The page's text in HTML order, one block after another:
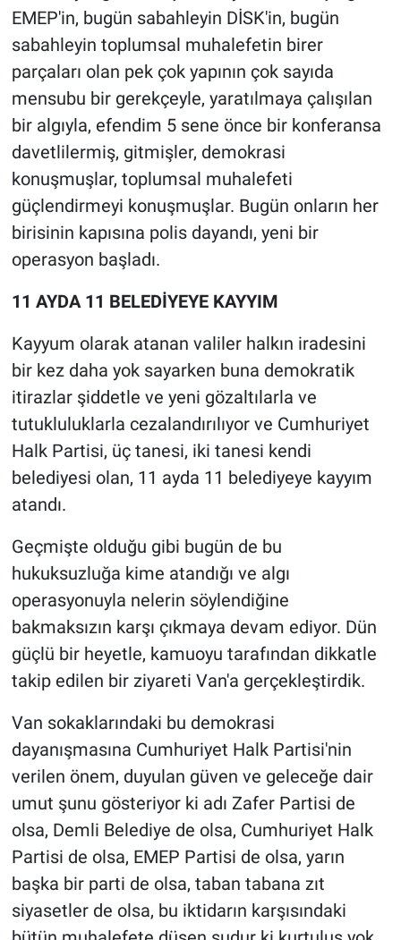
EMEP'in, bugün sabahleyin DİSK'in, bugün
sabahleyin toplumsal muhalefetin birer
parçaları olan pek çok yapının çok sayıda
mensubu bir gerekçeyle, yaratılmaya çalışılan
bir algıyla, efendim 5 sene önce bir konferansa
davetlilermiş, gitmişler, demokrasi
konuşmuşlar, toplumsal muhalefeti
güçlendirmeyi konuşmuşlar. Bugün onların her
birisinin kapısına polis dayandı, yeni bir
operasyon başladı.
11 AYDA 11 BELEDİYEYE KAYYIM
Kayyum olarak atanan valiler halkın iradesini
bir kez daha yok sayarken buna demokratik
itirazlar şiddetle ve yeni gözaltılarla ve
tutukluluklarla cezalandırılıyor ve Cumhuriyet
Halk Partisi, üç tanesi, iki tanesi kendi
belediyesi olan, 11 ayda 11 belediyeye kayyım
atandı.
Geçmişte olduğu gibi bugün de bu
hukuksuzluğa kime atandığı ve algı
operasyonuyla nelerin söylendiğine
bakmaksızın karşı çıkmaya devam ediyor. Dün
güçlü bir heyetle, kamuoyu tarafından dikkatle
takip edilen bir ziyareti Van'a gerçekleştirdik.
Van sokaklarındaki bu demokrasi
dayanışmasına Cumhuriyet Halk Partisi'nin
verilen önem, duyulan güven ve geleceğe dair
umut şunu gösteriyor ki adı Zafer Partisi de
olsa, Demli Belediye de olsa, Cumhuriyet Halk
Partisi de olsa, EMEP Partisi de olsa, yarın
başka bir parti de olsa, taban tabana zıt
siyasetler de olsa, bu iktidarın karşısındaki